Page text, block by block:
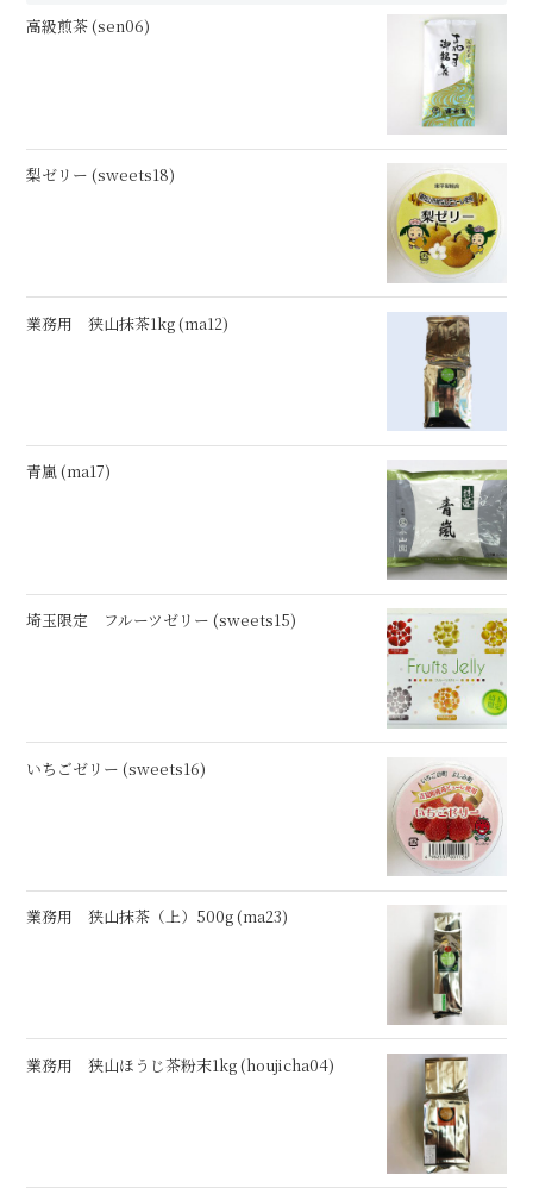
高級煎茶 (sen06)
梨ゼリー (sweets18)
業務用 狭山抹茶1kg (ma12)
青嵐 (ma17)
埼玉限定 フルーツゼリー (sweets15)
いちごゼリー (sweets16)
業務用 狭山抹茶（上）500g (ma23)
業務用 狭山ほうじ茶粉末1kg (houjicha04)